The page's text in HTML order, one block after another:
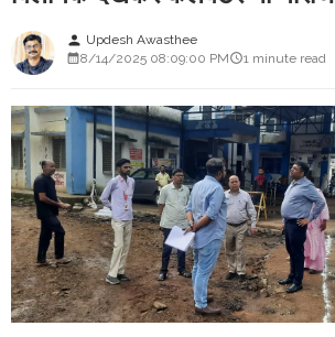
person Updesh Awasthee
8/14/2025 08:09:00 PM
1 minute read